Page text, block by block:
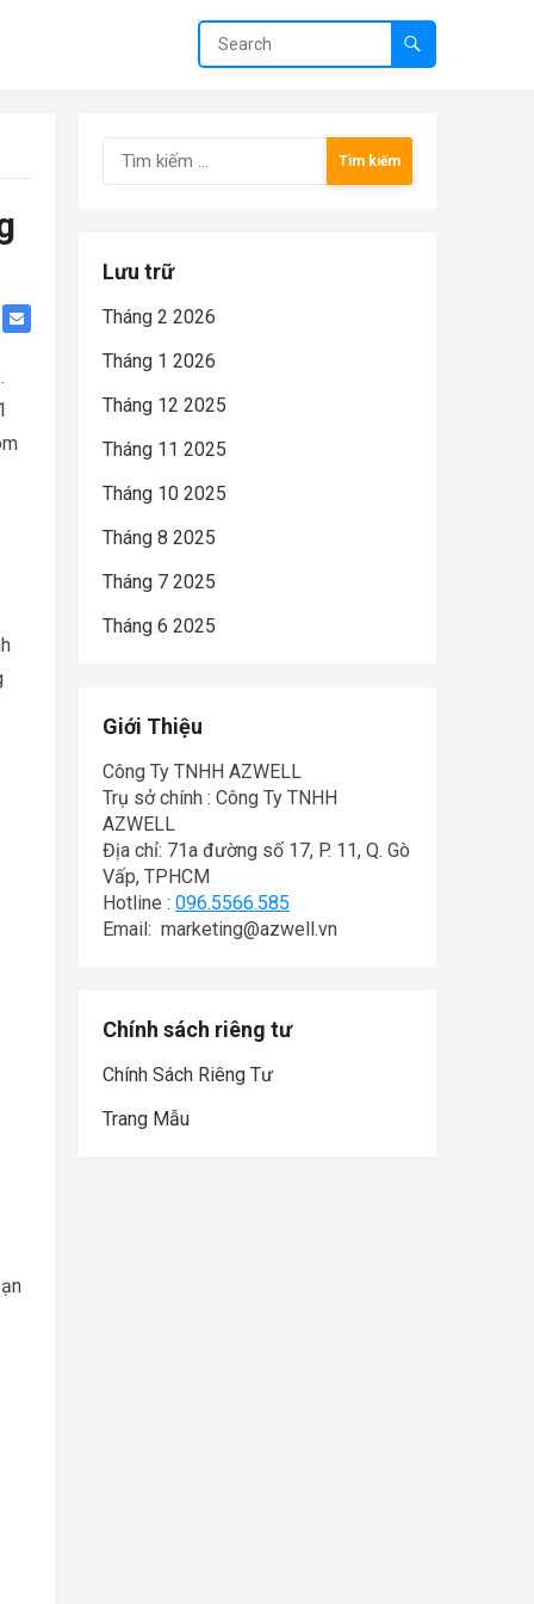
Tìm
kiếm
Lưu trữ
Tháng 2 2026
Tháng 1 2026
Tháng 12 2025
Tháng 11 2025
Tháng 10 2025
Tháng 8 2025
Tháng 7 2025
Tháng 6 2025
Giới Thiệu
Công Ty TNHH AZWELL
Trụ sở chính : Công Ty TNHH
AZWELL
Địa chỉ: 71a đường số 17, P. 11, Q. Gò
Vấp, TPHCM
Hotline : 096.5566.585
Email: marketing@azwell.vn
Chính sách riêng tư
Chính Sách Riêng Tư
Trang Mẫu